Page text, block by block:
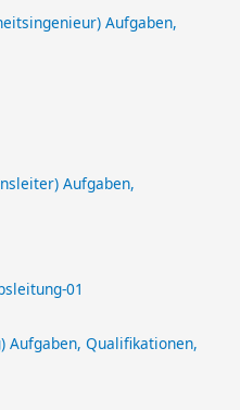
Aufgaben,
Aufgaben,
Aufgaben, Qualifikationen,